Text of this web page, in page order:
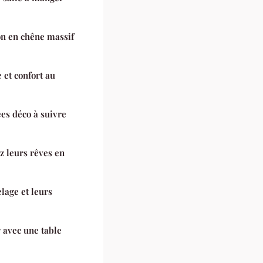
en chêne massif
et confort au
déco à suivre
leurs rêves en
et leurs
une table